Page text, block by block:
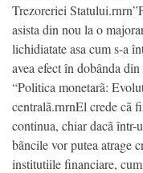
Trezoreriei
asista din nou la o
lichidiatate asa cum s-a
avea efect în dobânda
“Politica monetarã:
centralã.rnrnEl crede cã
continua, chiar dacã într-
bãncile vor putea atrage
institutiile financiare,